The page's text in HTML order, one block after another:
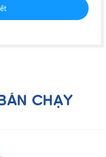
CHẠY